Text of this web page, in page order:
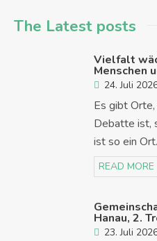
The Latest posts
Vielfalt
Menschen
24. Juli
Es gibt
Debatte ist,
ist so ein
READ MORE
Hanau, 2.
23. Juli